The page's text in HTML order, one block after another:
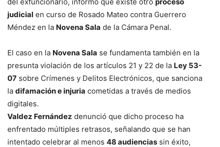
judicial en curso de Rosado Mateo contra Guerrero
Méndez en la Novena Sala de la Cámara Penal.
El caso en la Novena Sala se fundamenta también en la
presunta violación de los artículos 21 y 22 de la Ley 53-
07 sobre Crímenes y Delitos Electrónicos, que sanciona
la difamación e injuria cometidas a través de medios
digitales.
Valdez Fernández denunció que dicho proceso ha
enfrentado múltiples retrasos, señalando que se han
intentado celebrar al menos 48 audiencias sin éxito,